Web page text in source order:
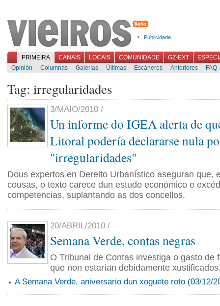
Publicidade
PRIMEIRA CANAIS LOCAIS COMUNIDADE GZ-EXT
Opinión
Columnas Galerías Últimas Escáneres Anteriores FAQ
Tag: irregularidades
3/MAIO/2010 /
Un informe do IGEA alerta de
Litoral podería declararse nula
"irregularidades"
Dous expertos en Dereito Urbanístico aseguran que,
cousas, o texto carece dun estudo económico e
competencias, suplantando as dos concellos.
20/ABRIL/2010 /
Semana Verde, contas negras
O Tribunal de Contas investiga o gasto de
que non estarían debidamente
A Semana Verde, aniversario dun xoguete roto (03/12/